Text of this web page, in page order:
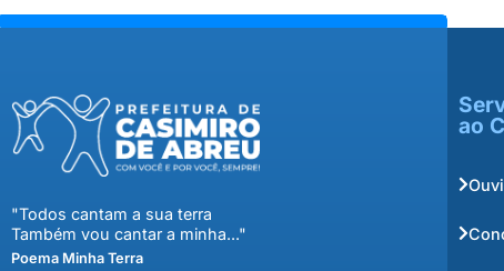
"Todos cantam a sua terra
Também vou cantar a minha..."
Poema Minha Terra
ao